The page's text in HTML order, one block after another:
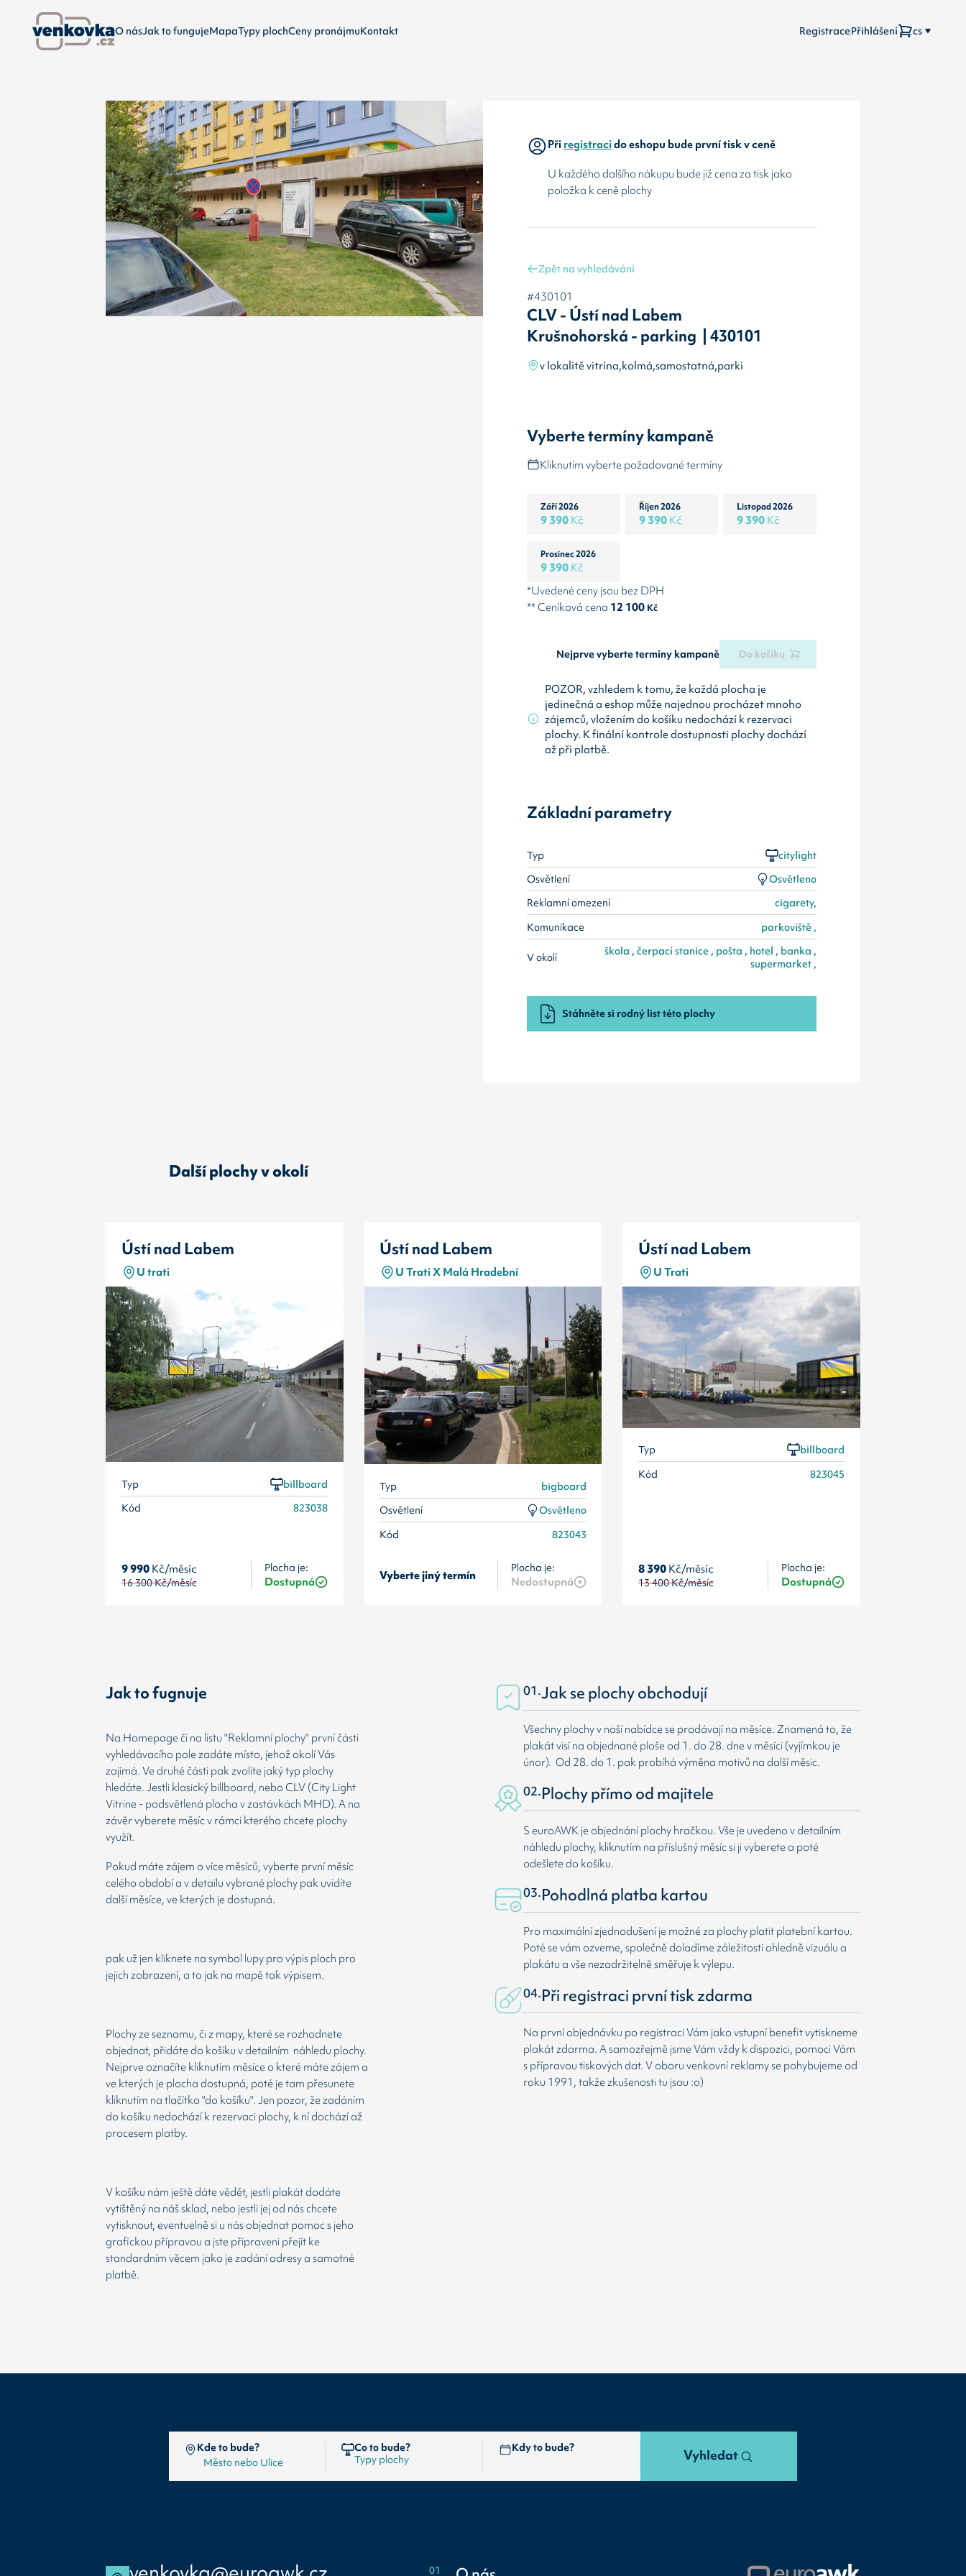
O násJak to fungujeMapaTypy plochCeny pronájmuKontakt RegistracePřihlášení cs
Přiregistracido eshopu bude první tisk v ceně
U každého dalšího nákupu bude již cena za tisk jako
položka k ceně plochy
Zpět na vyhledávání
#430101
CLV - Ústí nad Labem
Krušnohorská - parking | 430101
v lokalitě vitrína,kolmá,samostatná,parki
Vyberte termíny kampaně
Kliknutím vyberte požadované termíny
Září 2026
9 390Kč
Říjen 2026
9 390Kč
Listopad 2026
9 390Kč
Prosinec 2026
9 390Kč
*Uvedené ceny jsou bez DPH
** Ceníková cena 12 100 Kč
Nejprve vyberte termíny kampaně Do košíku
POZOR, vzhledem k tomu, že každá plocha je
jedinečná a eshop může najednou procházet mnoho
zájemců, vložením do košíku nedochází k rezervaci
plochy. K finální kontrole dostupnosti plochy dochází
až při platbě.
Základní parametry
Typ
citylight
Osvětlení
Osvětleno
Reklamní omezení
cigarety,
Komunikace
parkoviště ,
V okolí
škola , čerpací stanice , pošta , hotel , banka ,
supermarket ,
Stáhněte si rodný list této plochy
Další plochy v okolí
Ústí nad Labem
U trati
Typ
billboard
Kód
823038
9 990Kč/měsíc
16 300Kč/měsíc
Plocha je:
Dostupná
Ústí nad Labem
U Trati X Malá Hradební
Typ
bigboard
Osvětlení
Osvětleno
Kód
823043
Vyberte jiný termín Plocha je:
Nedostupná
Ústí nad Labem
U Trati
Typ
billboard
Kód
823045
8 390Kč/měsíc
13 400Kč/měsíc
Plocha je:
Dostupná
Jak to fugnuje
Na Homepage či na listu "Reklamní plochy" první části
vyhledávacího pole zadáte místo, jehož okolí Vás
zajímá. Ve druhé části pak zvolíte jaký typ plochy
hledáte. Jestli klasický billboard, nebo CLV (City Light
Vitrine - podsvětlená plocha v zastávkách MHD). A na
závěr vyberete měsíc v rámci kterého chcete plochy
využít.
Pokud máte zájem o více měsíců, vyberte první měsíc
celého období a v detailu vybrané plochy pak uvidíte
další měsíce, ve kterých je dostupná.
pak už jen kliknete na symbol lupy pro výpis ploch pro
jejich zobrazení, a to jak na mapě tak výpisem.
Plochy ze seznamu, či z mapy, které se rozhodnete
objednat, přidáte do košíku v detailním náhledu plochy.
Nejprve označíte kliknutím měsíce o které máte zájem a
ve kterých je plocha dostupná, poté je tam přesunete
kliknutím na tlačítko "do košíku". Jen pozor, že zadáním
do košíku nedochází k rezervaci plochy, k ní dochází až
procesem platby.
V košíku nám ještě dáte vědět, jestli plakát dodáte
vytištěný na náš sklad, nebo jestli jej od nás chcete
vytisknout, eventuelně si u nás objednat pomoc s jeho
grafickou přípravou a jste připraveni přejít ke
standardním věcem jako je zadání adresy a samotné
platbě.
01.Jak se plochy obchodují
Všechny plochy v naší nabídce se prodávají na měsíce. Znamená to, že
plakát visí na objednané ploše od 1. do 28. dne v měsíci (vyjímkou je
únor). Od 28. do 1. pak probíhá výměna motivů na další měsic.
02.Plochy přímo od majitele
S euroAWK je objednání plochy hračkou. Vše je uvedeno v detailním
náhledu plochy, kliknutím na příslušný měsíc si ji vyberete a poté
odešlete do košíku.
03.Pohodlná platba kartou
Pro maximální zjednodušení je možné za plochy platit platební kartou.
Poté se vám ozveme, společně doladíme záležitosti ohledně vizuálu a
plakátu a vše nezadržitelně směřuje k výlepu.
04.Při registraci první tisk zdarma
Na první objednávku po registraci Vám jako vstupní benefit vytiskneme
plakát zdarma. A samozřejmě jsme Vám vždy k dispozici, pomoci Vám
s přípravou tiskových dat. V oboru venkovní reklamy se pohybujeme od
roku 1991, takže zkušenosti tu jsou :o)
Kde to bude? Co to bude? Kdy to bude? Vyhledat
01